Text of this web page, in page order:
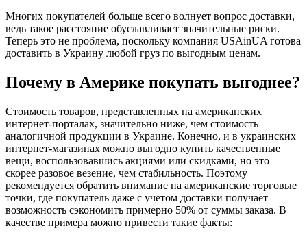
Многих покупателей больше всего волнует вопрос доставки,
ведь такое расстояние обуславливает значительные риски.
Теперь это не проблема, поскольку компания USAinUA готова
доставить в Украину любой груз по выгодным ценам.
Почему в Америке покупать выгоднее?
Стоимость товаров, представленных на американских
интернет-порталах, значительно ниже, чем стоимость
аналогичной продукции в Украине. Конечно, и в украинских
интернет-магазинах можно выгодно купить качественные
вещи, воспользовавшись акциями или скидками, но это
скорее разовое везение, чем стабильность. Поэтому
рекомендуется обратить внимание на американские торговые
точки, где покупатель даже с учетом доставки получает
возможность сэкономить примерно 50% от суммы заказа. В
качестве примера можно привести такие факты: